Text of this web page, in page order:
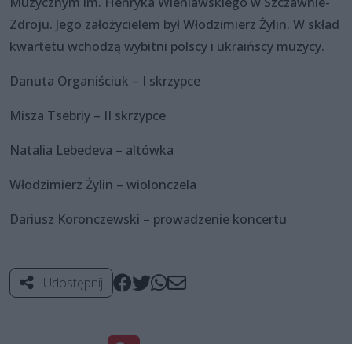
Zdroju. Jego założycielem był Włodzimierz Żylin. W skład
kwartetu wchodzą wybitni polscy i ukraińscy muzycy.
Danuta Organiściuk – I skrzypce
Misza Tsebriy – II skrzypce
Natalia Lebedeva – altówka
Włodzimierz Żylin – wiolonczela
Dariusz Koronczewski – prowadzenie koncertu
Udostępnij